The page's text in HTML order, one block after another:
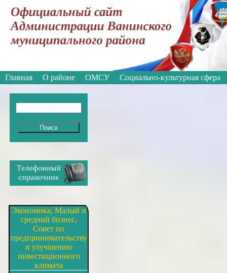
Версия для слабовидящих:
Главная О районе ОМСУ Социально-культурная сфера
Экономика, Малый и
средний бизнес,
Совет по
предпринимательству
и улучшению
инвестиционного
климата